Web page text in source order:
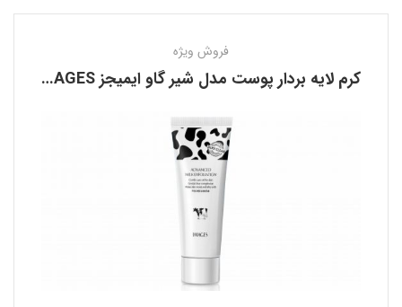
فروش ویژه
کرم لایه بردار پوست مدل شیر گاو ایمیجز IMAGES